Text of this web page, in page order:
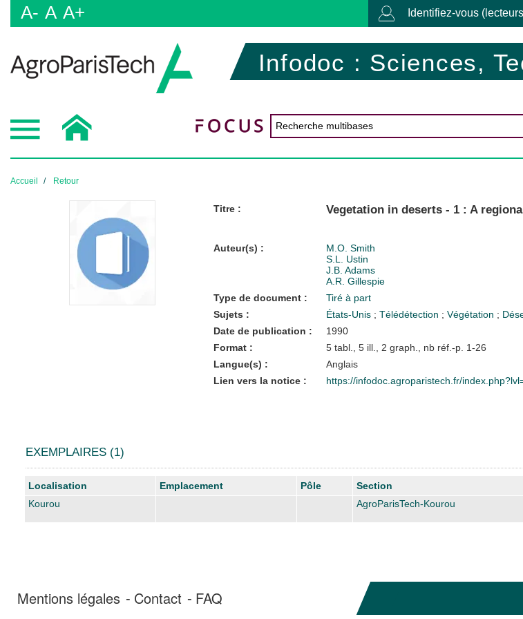
A- A A+ Identifiez-vous
Infodoc : Sciences,
Accueil Retour
Titre : Vegetation in deserts - 1 : A
Auteur(s) :
M.O. Smith
S.L. Ustin
J.B. Adams
A.R. Gillespie
Type de document :
Tiré à part
Sujets :
États-Unis ; Télédétection ; Végétation ;
Date de publication :
1990
Format :
5 tabl., 5 ill., 2 graph., nb réf.-p. 1-26
Langue(s) :
Anglais
Lien vers la notice :
https://infodoc.agroparistech.fr/
EXEMPLAIRES (1)
Liste des exemplaires
Localisation Emplacement Pôle Section
Kourou
AgroParisTech-Kourou
Mentions légales Contact FAQ